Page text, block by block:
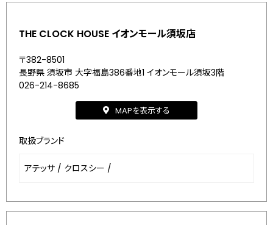
THE CLOCK HOUSE イオンモール須坂店
〒382-8501
長野県 須坂市 大字福島386番地1 イオンモール須坂3階
026-214-8685
MAPを表示する
取扱ブランド
アテッサ / クロスシー /